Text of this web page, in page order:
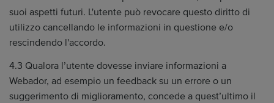
suoi aspetti futuri. L'utente può revocare questo diritto di
utilizzo cancellando le informazioni in questione e/o
rescindendo l'accordo.
4.3 Qualora l’utente dovesse inviare informazioni a
Webador, ad esempio un feedback su un errore o un
suggerimento di miglioramento, concede a quest’ultimo il